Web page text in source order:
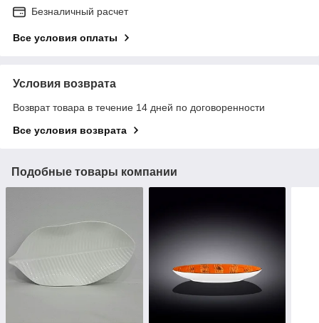
Безналичный расчет
Все условия оплаты
Условия возврата
Возврат товара в течение 14 дней по договоренности
Все условия возврата
Подобные товары компании